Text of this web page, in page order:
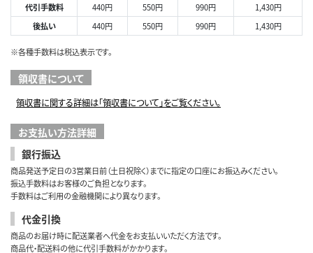
代引手数料
440円 550円 990円
1,430円
後払い
440円 550円 990円 1,430円
※各種手数料は税込表示です。
領収書について
領収書に関する詳細は「領収書について」をご覧ください。
お支払い方法詳細
銀行振込
商品発送予定日の3営業日前（土日祝除く）までに指定の口座にお振込みください。
振込手数料はお客様のご負担となります。
手数料はご利用の金融機関により異なります。
代金引換
商品のお届け時に配送業者へ代金をお支払いいただく方法です。
商品代・配送料の他に代引手数料がかかります。